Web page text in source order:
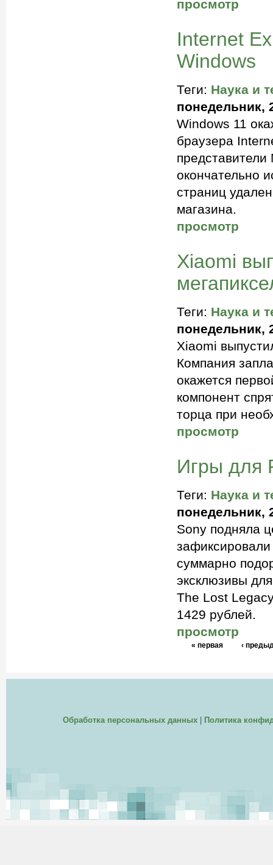
просмотр
Internet
Windows
Теги: Наука и
понедельник,
Windows 11
браузера
окончательно
страниц
магазина.
просмотр
Xiaomi
Теги: Наука и
понедельник,
Xiaomi
Компания
окажется
компонент
торца при
просмотр
Игры для
Теги: Наука и
понедельник,
Sony подняла
суммарно
эксклюзивы
The Lost
1429 рублей.
просмотр
« первая ‹
Обработка персональных данных| Политика